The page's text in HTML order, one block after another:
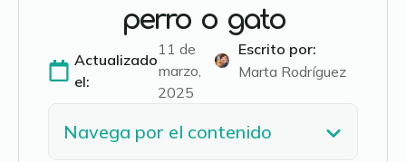
perro o gato
Actualizado
el:
11 de
marzo,
2025
Marta Rodríguez
Navega por el contenido